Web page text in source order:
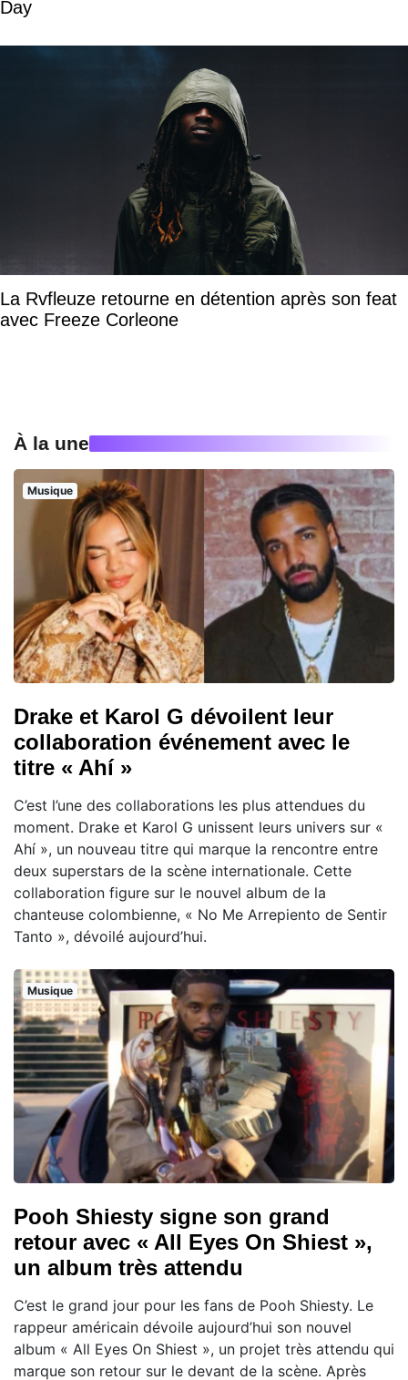
Day
La Rvfleuze retourne en détention après son feat
avec Freeze Corleone
À la une
Musique
Drake et Karol G dévoilent leur
collaboration événement avec le
titre « Ahí »
C’est l’une des collaborations les plus attendues du
moment. Drake et Karol G unissent leurs univers sur «
Ahí », un nouveau titre qui marque la rencontre entre
deux superstars de la scène internationale. Cette
collaboration figure sur le nouvel album de la
chanteuse colombienne, « No Me Arrepiento de Sentir
Tanto », dévoilé aujourd’hui.
Musique
Pooh Shiesty signe son grand
retour avec « All Eyes On Shiest »,
un album très attendu
C’est le grand jour pour les fans de Pooh Shiesty. Le
rappeur américain dévoile aujourd’hui son nouvel
album « All Eyes On Shiest », un projet très attendu qui
marque son retour sur le devant de la scène. Après